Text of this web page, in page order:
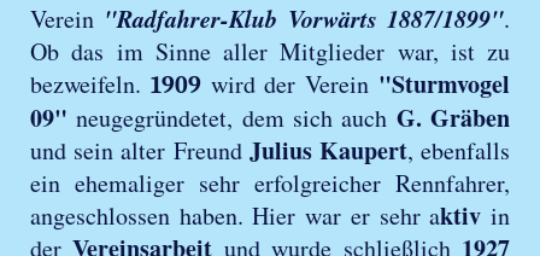
Verein "Radfahrer-Klub Vorwärts 1887/1899".
Ob das im Sinne aller Mitglieder war, ist zu
bezweifeln. 1909wird der Verein "Sturmvogel
09" neugegründetet, dem sich auch G. Gräben
und sein alter Freund Julius Kaupert, ebenfalls
ein ehemaliger sehr erfolgreicher Rennfahrer,
angeschlossen haben. Hier war er sehr aktiv in
derVereinsarbeit und wurde schließlich 1927